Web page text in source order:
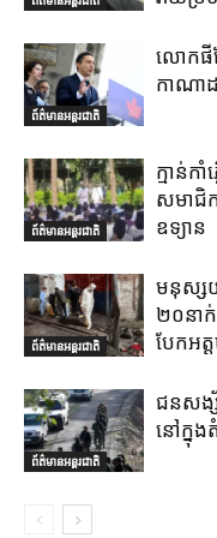
ព័ត៌មានអន្តរជាតិ
លោកផីអ
កាណាដ
ព័ត៌មានអន្តរជាតិ
ក្មាន់ក
សមាជិ
ឧទ្យាន
ព័ត៌មានអន្តរជាតិ
មនុស្ស
២០នាក់
បែកអត្
ព័ត៌មានអន្តរជាតិ
ជនសង្
នៅក្នុង